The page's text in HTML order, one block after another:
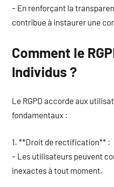
– En renforçant la
contribue à instaurer une
Comment le
Individus ?
Le RGPD accorde aux
fondamentaux :
1. **Droit de rectification** :
– Les utilisateurs peuvent
inexactes à tout moment.